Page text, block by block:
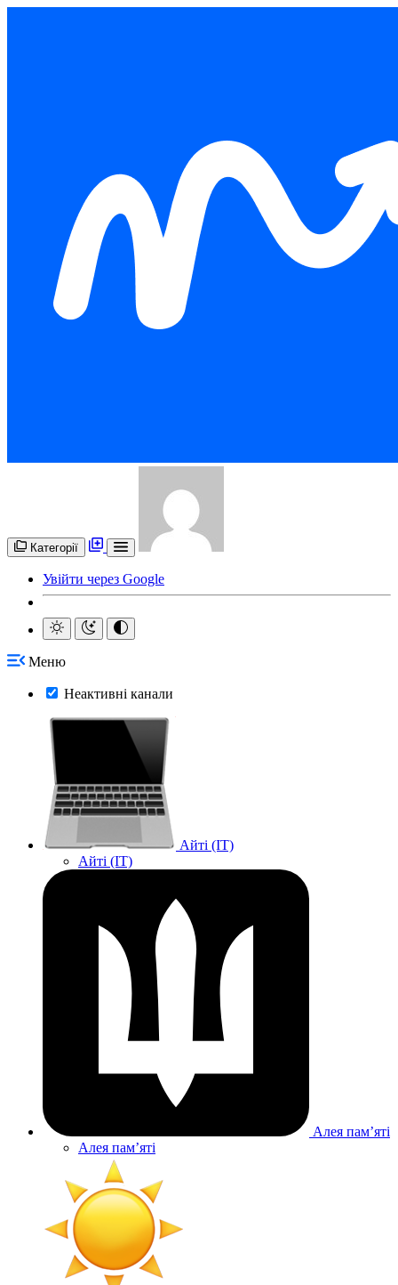
Категорії
Увійти через Google
Меню
Неактивні канали
Айті (IT)
Айті (IT)
Алея памʼяті
Алея памʼяті